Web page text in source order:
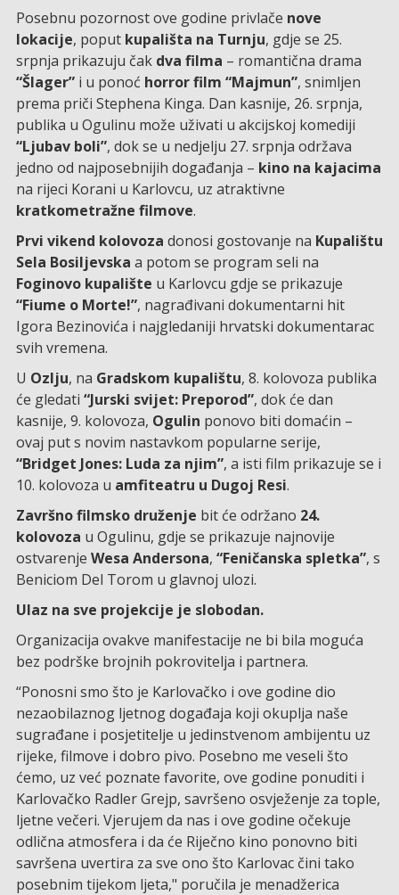
Posebnu pozornost ove godine privlače nove
lokacije, poput kupališta na Turnju, gdje se 25.
srpnja prikazuju čak dva filma – romantična drama
“Šlager”i u ponoć horror film “Majmun”, snimljen
prema priči Stephena Kinga. Dan kasnije, 26. srpnja,
publika u Ogulinu može uživati u akcijskoj komediji
“Ljubav boli”, dok se u nedjelju 27. srpnja održava
jedno od najposebnijih događanja – kino na kajacima
na rijeci Korani u Karlovcu, uz atraktivne
kratkometražne filmove.
Prvi vikend kolovoza donosi gostovanje na Kupalištu
Sela Bosiljevska a potom se program seli na
Foginovo kupalište u Karlovcu gdje se prikazuje
“Fiume o Morte!”, nagrađivani dokumentarni hit
Igora Bezinovića i najgledaniji hrvatski dokumentarac
svih vremena.
U Ozlju, na Gradskom kupalištu, 8. kolovoza publika
će gledati “Jurski svijet: Preporod”, dok će dan
kasnije, 9. kolovoza, Ogulin ponovo biti domaćin –
ovaj put s novim nastavkom popularne serije,
“Bridget Jones: Luda za njim”, a isti film prikazuje se i
10. kolovoza u amfiteatru u Dugoj Resi.
Završno filmsko druženje bit će održano 24.
kolovoza u Ogulinu, gdje se prikazuje najnovije
ostvarenje Wesa Andersona, “Feničanska spletka”, s
Beniciom Del Torom u glavnoj ulozi.
Ulaz na sve projekcije je slobodan.
Organizacija ovakve manifestacije ne bi bila moguća
bez podrške brojnih pokrovitelja i partnera.
“Ponosni smo što je Karlovačko i ove godine dio
nezaobilaznog ljetnog događaja koji okuplja naše
sugrađane i posjetitelje u jedinstvenom ambijentu uz
rijeke, filmove i dobro pivo. Posebno me veseli što
ćemo, uz već poznate favorite, ove godine ponuditi i
Karlovačko Radler Grejp, savršeno osvježenje za tople,
ljetne večeri. Vjerujem da nas i ove godine očekuje
odlična atmosfera i da će Riječno kino ponovno biti
savršena uvertira za sve ono što Karlovac čini tako
posebnim tijekom ljeta," poručila je menadžerica